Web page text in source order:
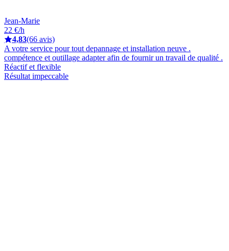
Jean-Marie
22 €/h
4,83(66 avis)
A votre service pour tout depannage et installation neuve .
compétence et outillage adapter afin de fournir un travail de qualité .
Réactif et flexible
Résultat impeccable